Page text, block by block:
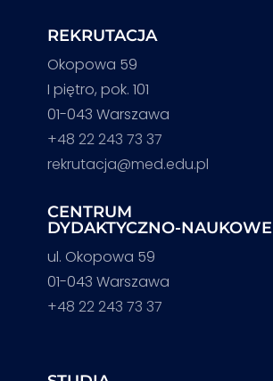
REKRUTACJA
Okopowa 59
I piętro, pok. 101
01-043 Warszawa
+48 22 243 73 37
rekrutacja@med.edu.pl
CENTRUM
DYDAKTYCZNO-NAUKOWE
ul. Okopowa 59
01-043 Warszawa
+48 22 243 73 37